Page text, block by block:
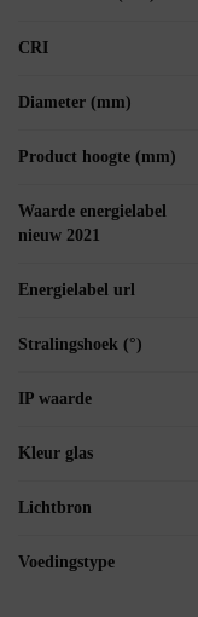
CRI
Diameter (mm)
Product hoogte (mm)
Waarde energielabel
nieuw 2021
Energielabel url
Stralingshoek (°)
IP waarde
Kleur glas
Lichtbron
Voedingstype